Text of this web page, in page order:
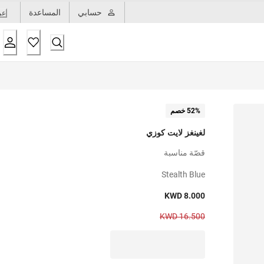
حسابي المساعدة
52% خصم
لغينغز لايت كوزي
قصّة مناسبة
Stealth Blue
KWD 8.000
KWD 16.500